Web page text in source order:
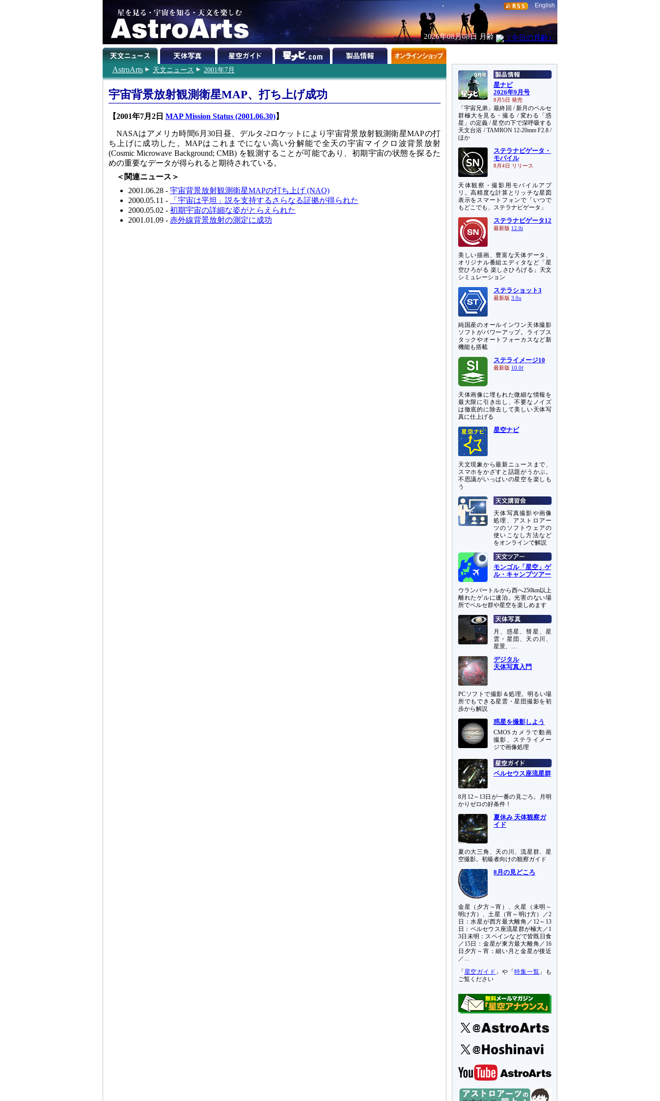
English
2026年08月08日 月齢
AstroArts 天文ニュース 2001年7月
宇宙背景放射観測衛星MAP、打ち上げ成功
【2001年7月2日 MAP Mission Status (2001.06.30)】
NASAはアメリカ時間6月30日昼、デルタ-2ロケットにより宇宙背景放射観測衛星MAPの打
ち上げに成功した。MAPはこれまでにない高い分解能で全天の宇宙マイクロ波背景放射
(Cosmic Microwave Background; CMB) を観測することが可能であり、初期宇宙の状態を探るた
めの重要なデータが得られると期待されている。
＜関連ニュース＞
2001.06.28 - 宇宙背景放射観測衛星MAPの打ち上げ (NAO)
2000.05.11 -
「宇宙は平坦」説を支持するさらなる証拠が得られた
2000.05.02 - 初期宇宙の詳細な姿がとらえられた
2001.01.09 - 赤外線背景放射の測定に成功
星ナビ
2026年9月号
8月5日 発売
「宇宙兄弟」最終回 / 新月のペルセ
群極大を見る・撮る / 変わる「惑
星」の定義 / 星空の下で深呼吸する
天文台浴 / TAMRON 12-20mm F2.8 /
ほか
ステラナビゲータ・
モバイル
8月4日 リリース
天体観察・撮影用モバイルアプ
リ。高精度な計算とリッチな星図
表示をスマートフォンで「いつで
もどこでも、ステラナビゲータ」
ステラナビゲータ12
最新版 12.0i
美しい描画、豊富な天体データ、
オリジナル番組エディタなど「星
空ひろがる 楽しさひろげる」天文
シミュレーション
ステラショット3
最新版 3.0o
純国産のオールインワン天体撮影
ソフトがパワーアップ。ライブス
タックやオートフォーカスなど新
機能も搭載
ステライメージ10
最新版 10.0f
天体画像に埋もれた微細な情報を
最大限に引き出し、不要なノイズ
は徹底的に除去して美しい天体写
真に仕上げる
星空ナビ
天文現象から最新ニュースまで、
スマホをかざすと話題がうかぶ。
不思議がいっぱいの星空を楽しも
う
天体写真撮影や画像
処理、アストロアー
ツのソフトウェアの
使いこなし方法など
をオンラインで解説
モンゴル「星空」ゲ
ル・キャンプツアー
ウランバートルから西へ250km以上
離れたゲルに連泊。光害のない場
所でペルセ群や星空を楽しめます
月、惑星、彗星、星
雲・星団、天の川、
星景、…
デジタル
天体写真入門
PCソフトで撮影＆処理。明るい場
所でもできる星雲・星団撮影を初
歩から解説
惑星を撮影しよう
CMOSカメラで動画
撮影、ステライメー
ジで画像処理
ペルセウス座流星群
8月12～13日が一番の見ごろ。月明
かりゼロの好条件！
夏休み 天体観察ガ
イド
夏の大三角、天の川、流星群、星
空撮影。初級者向けの観察ガイド
8月の見どころ
金星（夕方～宵）、火星（未明～
明け方）、土星（宵～明け方）／2
日：水星が西方最大離角／12～13
日：ペルセウス座流星群が極大／1
3日未明：スペインなどで皆既日食
／15日：金星が東方最大離角／16
日夕方～宵：細い月と金星が接近
／…
「 星空ガイド 」や「特集一覧 」も
ご覧ください